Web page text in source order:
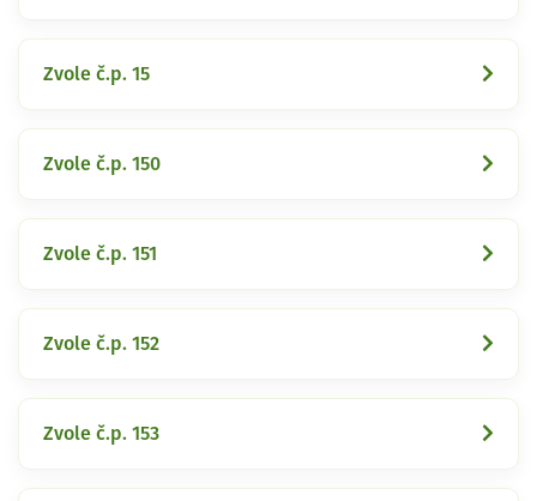
Zvole č.p. 15
Zvole č.p. 150
Zvole č.p. 151
Zvole č.p. 152
Zvole č.p. 153